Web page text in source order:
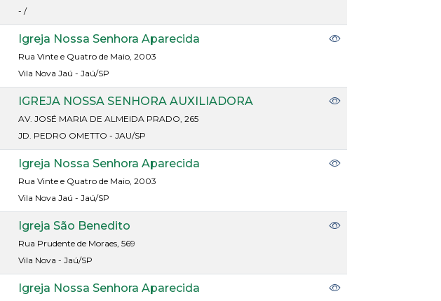
- /
Igreja Nossa Senhora Aparecida
Rua Vinte e Quatro de Maio, 2003
Vila Nova Jaú - Jaú/SP
IGREJA NOSSA SENHORA AUXILIADORA
AV. JOSÉ MARIA DE ALMEIDA PRADO, 265
JD. PEDRO OMETTO - JAU/SP
Igreja Nossa Senhora Aparecida
Rua Vinte e Quatro de Maio, 2003
Vila Nova Jaú - Jaú/SP
Igreja São Benedito
Rua Prudente de Moraes, 569
Vila Nova - Jaú/SP
Igreja Nossa Senhora Aparecida